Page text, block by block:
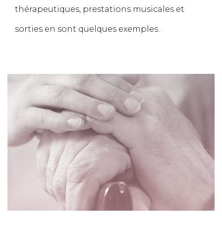
thérapeutiques, prestations musicales et
sorties en sont quelques exemples.